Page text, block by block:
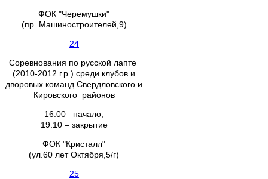
ФОК "Черемушки"
(пр. Машиностроителей,9)
24
Соревнования по русской лапте
(2010-2012 г.р.) среди клубов и
дворовых команд Свердловского и
Кировского районов
16:00 –начало;
19:10 – закрытие
ФОК "Кристалл"
(ул.60 лет Октября,5/г)
25